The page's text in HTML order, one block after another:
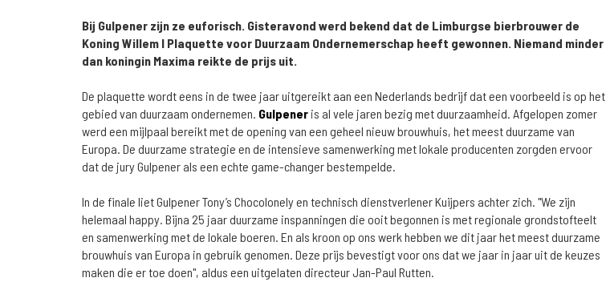
Bij Gulpener zijn ze euforisch. Gisteravond werd bekend dat de Limburgse bierbrouwer de
Koning Willem I Plaquette voor Duurzaam Ondernemerschap heeft gewonnen. Niemand minder
dan koningin Maxima reikte de prijs uit.
De plaquette wordt eens in de twee jaar uitgereikt aan een Nederlands bedrijf dat een voorbeeld is op het
gebied van duurzaam ondernemen. Gulpener is al vele jaren bezig met duurzaamheid. Afgelopen zomer
werd een mijlpaal bereikt met de opening van een geheel nieuw brouwhuis, het meest duurzame van
Europa. De duurzame strategie en de intensieve samenwerking met lokale producenten zorgden ervoor
dat de jury Gulpener als een echte game-changer bestempelde.
In de finale liet Gulpener Tony’s Chocolonely en technisch dienstverlener Kuijpers achter zich. "We zijn
helemaal happy. Bijna 25 jaar duurzame inspanningen die ooit begonnen is met regionale grondstofteelt
en samenwerking met de lokale boeren. En als kroon op ons werk hebben we dit jaar het meest duurzame
brouwhuis van Europa in gebruik genomen. Deze prijs bevestigt voor ons dat we jaar in jaar uit de keuzes
maken die er toe doen", aldus een uitgelaten directeur Jan-Paul Rutten.